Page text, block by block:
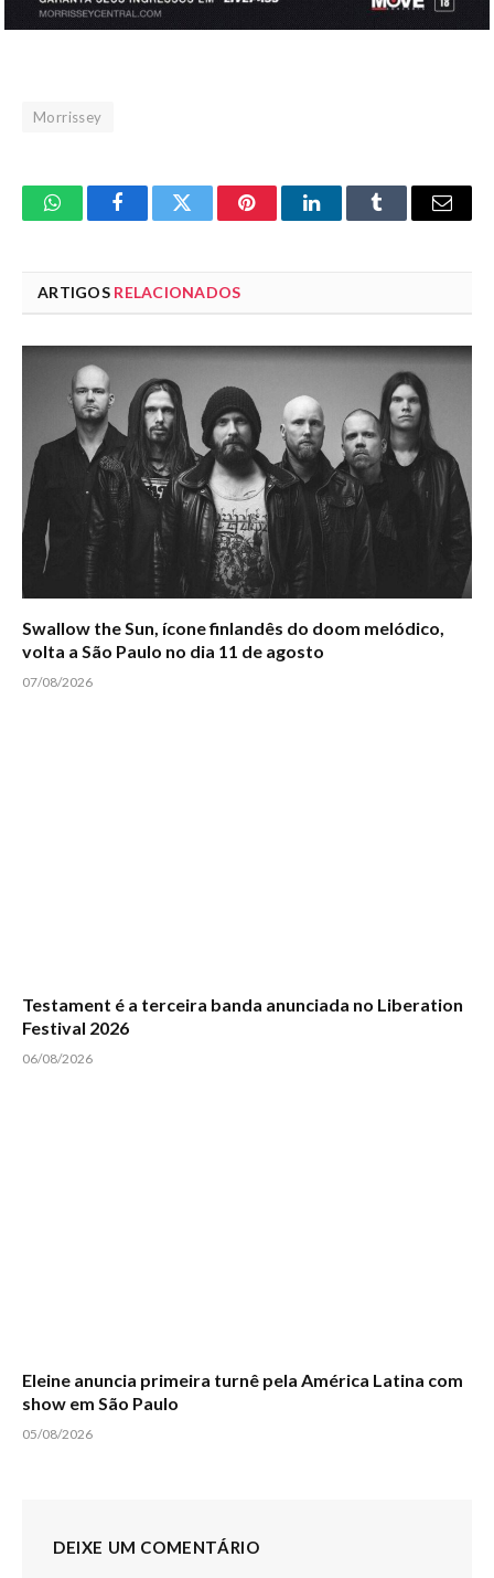
Morrissey
WhatsAppFacebookTwitter PinterestLinkedInTumblr Email
ARTIGOS RELACIONADOS
Swallow the Sun, ícone finlandês do doom melódico,
volta a São Paulo no dia 11 de agosto
07/08/2026
Testament é a terceira banda anunciada no Liberation
Festival 2026
06/08/2026
Eleine anuncia primeira turnê pela América Latina com
show em São Paulo
05/08/2026
DEIXE UM COMENTÁRIO